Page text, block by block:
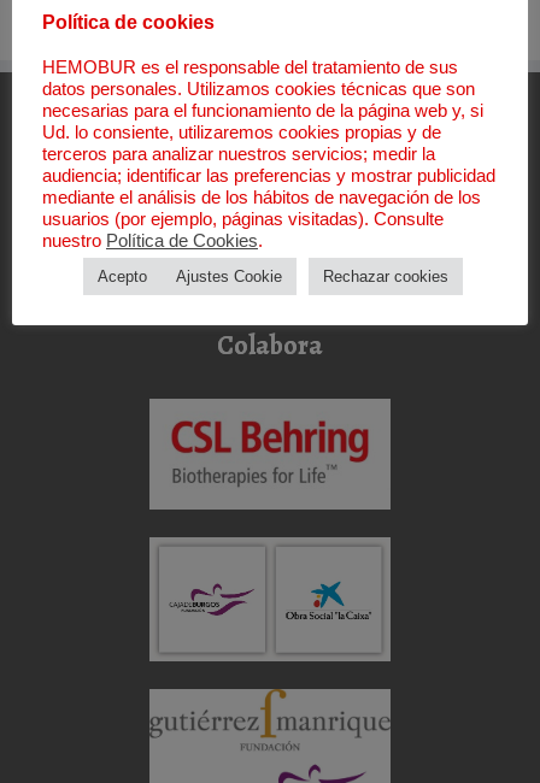
Aviso Legal
Aviso Legal
Política de Privacidad
Política de Cookies
Canal de denuncias
Política Sistema Interno Información
Colabora
Política de cookies
HEMOBUR es el responsable del tratamiento de sus
datos personales. Utilizamos cookies técnicas que son
necesarias para el funcionamiento de la página web y, si
Ud. lo consiente, utilizaremos cookies propias y de
terceros para analizar nuestros servicios; medir la
audiencia; identificar las preferencias y mostrar publicidad
mediante el análisis de los hábitos de navegación de los
usuarios (por ejemplo, páginas visitadas). Consulte
nuestro Política de Cookies.
Acepto Ajustes Cookie Rechazar cookies